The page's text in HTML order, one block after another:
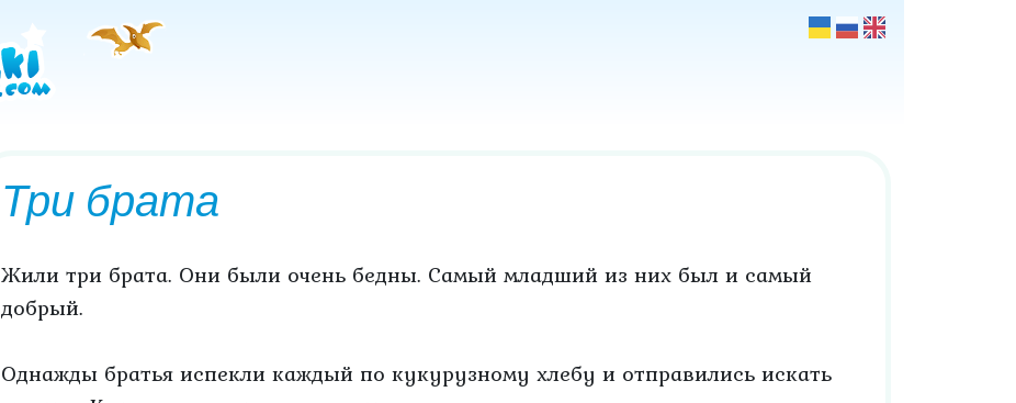
Три брата
Жили три брата. Они были очень бедны. Самый младший из них был и самый
добрый.
Однажды братья испекли каждый по кукурузному хлебу и отправились искать